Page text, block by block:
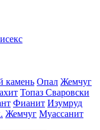
камень Опал Жемчуг
Топаз Сваровски
Фианит Изумруд
Жемчуг Муассанит